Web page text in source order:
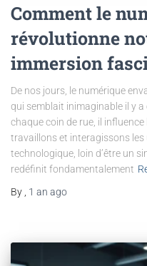
Comment le
révolutionne
immersion
De nos jours, le numérique
qui semblait inimaginable il y
chaque coin de rue, il
travaillons et interagissons les
technologique, loin d’être un
redéfinit fondamentalement
By
1 an ago